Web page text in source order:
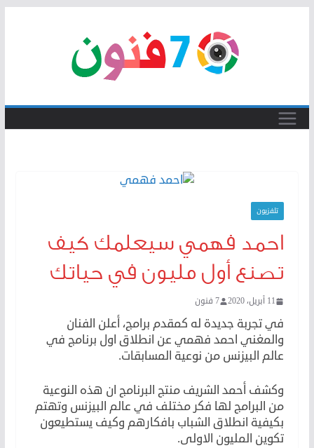
تلفزيون
احمد فهمي سيعلمك كيف
تصنع أول مليون في حياتك
11 أبريل، 2020 7 فنون
في تجربة جديدة له كمقدم برامج، أعلن الفنان
والمغني احمد فهمي عن انطلاق اول برنامج في
عالم البيزنس من نوعية المسابقات.
وكشف أحمد الشريف منتج البرنامج ان هذه النوعية
من البرامج لها فكر مختلف في عالم البيزنس وتهتم
بكيفية انطلاق الشباب بافكارهم وكيف يستطيعون
تكوين المليون الاولى.